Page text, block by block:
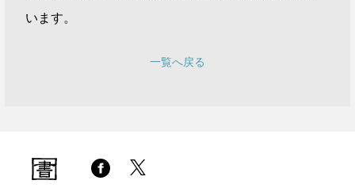
います。
一覧へ戻る